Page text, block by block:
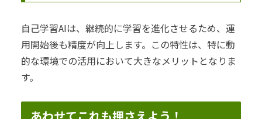
自己学習AIは、継続的に学習を進化させるため、運
用開始後も精度が向上します。この特性は、特に動
的な環境での活用において大きなメリットとなりま
す。